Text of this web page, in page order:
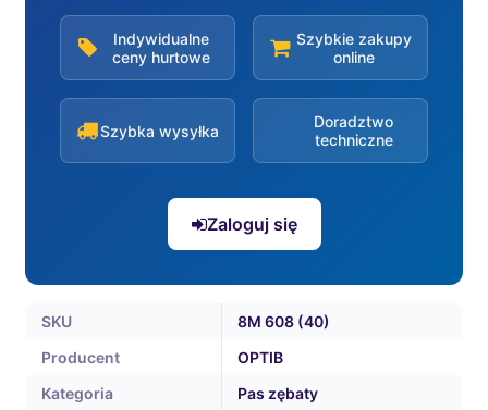
Indywidualne
ceny hurtowe
Szybkie zakupy
online
Szybka wysyłka
Doradztwo
techniczne
Zaloguj się
SKU
8M 608 (40)
Producent
OPTIB
Kategoria
Pas zębaty